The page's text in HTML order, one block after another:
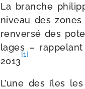
La branche
niveau des
ren­ver­sé des
lages –
2013
[1]
L’une des îles